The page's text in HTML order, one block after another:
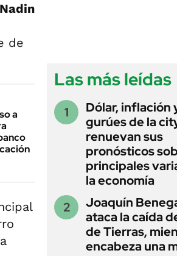
Nadin
de
a
Las más leídas
Dólar, inflación
gurúes de la
renuevan sus
pronósticos
principales
la economía
Joaquín
ataca la caída
de Tierras,
encabeza una